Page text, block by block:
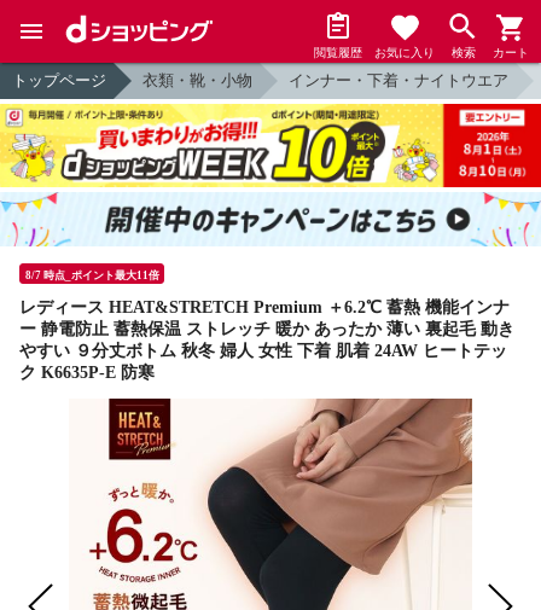
閲覧履歴 お気に入り 検索 カート
トップページ 衣類・靴・小物 インナー・下着・ナイトウエア
8/7 時点_ポイント最大11倍
レディース HEAT&STRETCH Premium ＋6.2℃ 蓄熱 機能インナ
ー 静電防止 蓄熱保温 ストレッチ 暖か あったか 薄い 裏起毛 動き
やすい ９分丈ボトム 秋冬 婦人 女性 下着 肌着 24AW ヒートテッ
ク K6635P-E 防寒